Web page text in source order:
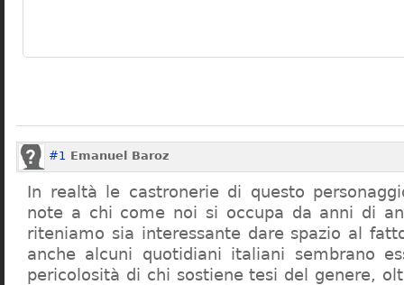
#1 Emanuel Baroz
In realtà le castronerie di questo
note a chi come noi si occupa da anni di
riteniamo sia interessante dare spazio al fatto
anche alcuni quotidiani italiani sembrano
pericolosità di chi sostiene tesi del genere,